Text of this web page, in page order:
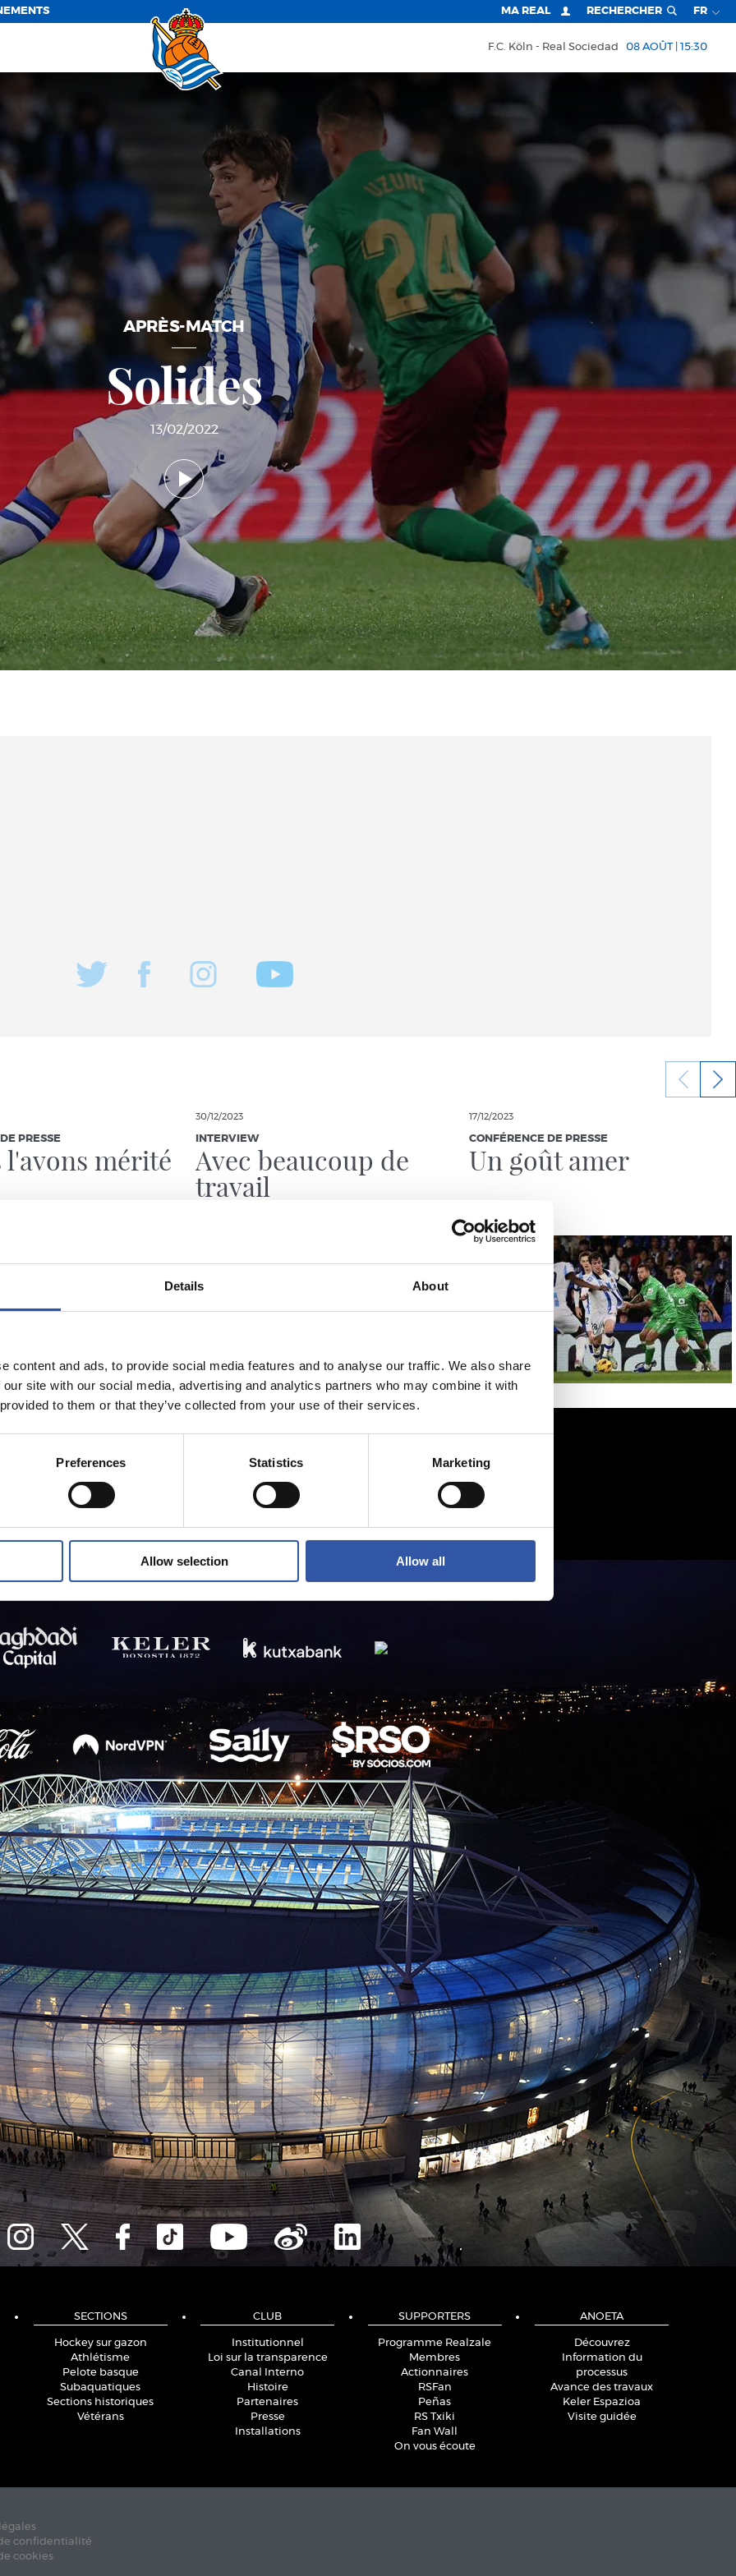
Details About
content and ads, to provide social media features and to analyse our traffic. We also share
site with our social media, advertising and analytics partners who may combine it with
to them or that they’ve collected from your use of their services.
Preferences Statistics Marketing
Allow selection Allow all
MA REAL RECHERCHER FR
F.C. Köln Real Sociedad 08 AOÛT | 15:30
APRÈS-MATCH
Solides
13/02/2022
PRESSE
l'avons mérité
30/12/2023
INTERVIEW
Avec beaucoup de
travail
17/12/2023
CONFÉRENCE DE PRESSE
Un goût amer
SECTIONS
Hockey sur gazon
Athlétisme
Pelote basque
Subaquatiques
Sections historiques
Vétérans
CLUB
Institutionnel
Loi sur la transparence
Canal Interno
Histoire
Partenaires
Presse
Installations
SUPPORTERS
Programme Realzale
Membres
Actionnaires
RSFan
Peñas
RS Txiki
Fan Wall
On vous écoute
ANOETA
Découvrez
Information du
processus
Avance des travaux
Keler Espazioa
Visite guidée
confidentialité
cookies